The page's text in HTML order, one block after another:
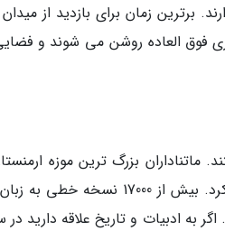
برترین زمان برای بازدید از
فوق العاده روشن می شوند و
بزرگ ترین موزه
توان آثار با ارزشی از تمدن چند هزارساله این کشور
به ادبیات و تاریخ علاقه دارید در